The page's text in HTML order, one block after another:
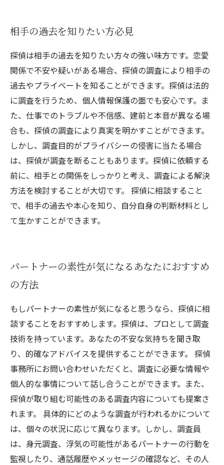
相手の過去を知りたい方必見
探偵は相手の過去を知りたい方々の強い味方です。恋愛
関係で不安や疑いがある場合、探偵の調査により相手の
過去やプライベートを知ることができます。探偵は法的
に調査を行うため、個人情報保護の面でも安心です。ま
た、仕事でのトラブルや不信感、建前と本音が異なる場
合も、探偵の調査により真実を明かすことができます。
しかし、調査目的がプライバシーの侵害に当たる場合
は、探偵が調査を断ることもあります。探偵に依頼する
前に、相手との関係をしっかりと考え、調査による解決
方法を検討することが大切です。 探偵に相談すること
で、相手の過去や本心を知り、自分自身の判断材料とし
て生かすことができます。
パートナーの素性が気になるあなたにおすすめ
の方法
もしパートナーの素性が気になると思うなら、探偵に相
談することをおすすめします。探偵は、プロとして調査
技術を持っています。あなたの不安な気持ちを聞き取
り、的確なアドバイスを提供することができます。 探偵
事務所にお問い合わせいただくと、調査に必要な情報や
個人的な事情について話し合うことができます。また、
探偵が取り組む可能性のある調査内容についても提案さ
れます。 具体的にどのような調査が行われるかについて
は、個々の状況に応じて異なります。しかし、調査員
は、身元調査、浮気の可能性があるパートナーの行動を
監視したり、通話履歴やメッセージの確認など、その人